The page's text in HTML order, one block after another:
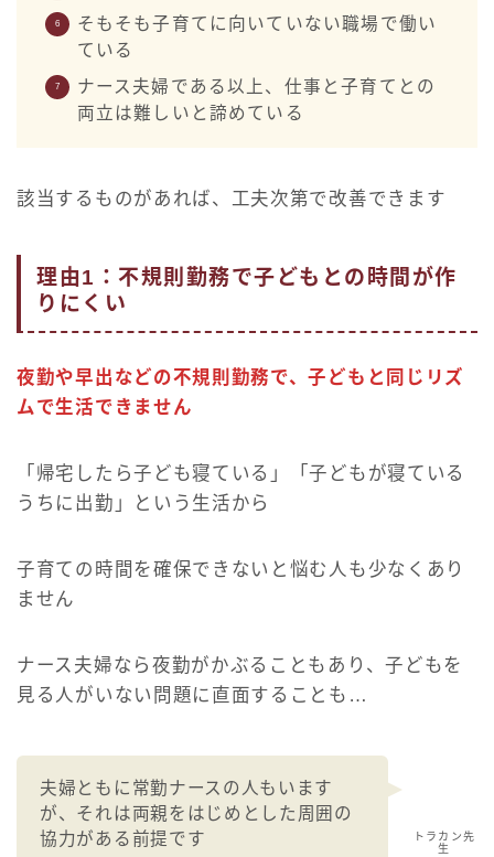
そもそも子育てに向いていない職場で働い
ている
ナース夫婦である以上、仕事と子育てとの
両立は難しいと諦めている
該当するものがあれば、工夫次第で改善できます
理由1：不規則勤務で子どもとの時間が作
りにくい
夜勤や早出などの不規則勤務で、子どもと同じリズ
ムで生活できません
「帰宅したら子ども寝ている」「子どもが寝ている
うちに出勤」という生活から
子育ての時間を確保できないと悩む人も少なくあり
ません
ナース夫婦なら夜勤がかぶることもあり、子どもを
見る人がいない問題に直面することも…
トラカン先
生
夫婦ともに常勤ナースの人もいます
が、それは両親をはじめとした周囲の
協力がある前提です